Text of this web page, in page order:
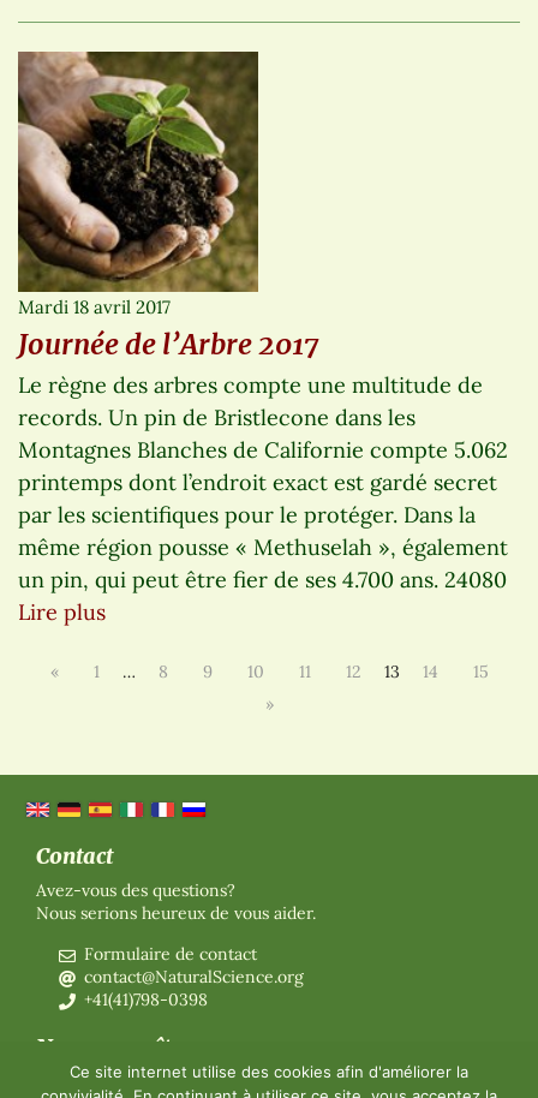
Mardi 18 avril 2017
Journée de l’Arbre 2017
Le règne des arbres compte une multitude de
records. Un pin de Bristlecone dans les
Montagnes Blanches de Californie compte 5.062
printemps dont l’endroit exact est gardé secret
par les scientifiques pour le protéger. Dans la
même région pousse « Methuselah », également
un pin, qui peut être fier de ses 4.700 ans. 24080
Lire plus
« 1 … 8 9 10 11 12 13 14
15
»
Contact
Avez-vous des questions?
Nous serions heureux de vous aider.
Formulaire de contact
contact@NaturalScience.org
+41(41)798-0398
Nous connaître
Organisation
Ce site internet utilise des cookies afin d'améliorer la